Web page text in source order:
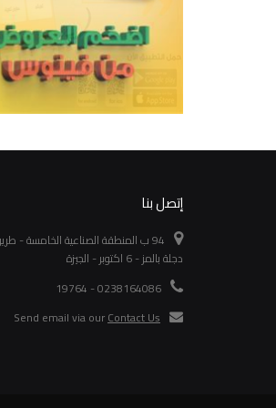
إتصل بنا
94 ب المنطقة الصناعية الخامسة -
دجلة بالمز - 6 اكتوبر - الجيزة
0238164086 - 19764
Send email via ourContact Us